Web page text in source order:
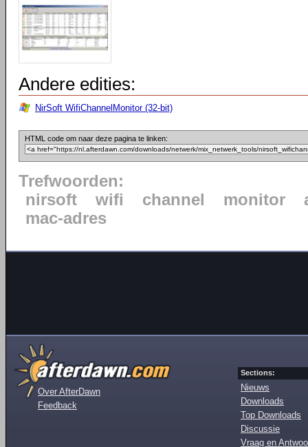
Andere edities:
NirSoft WifiChannelMonitor (32-bit)
HTML code om naar deze pagina te linken:
Trefwoorden:
nirsoft
wifi channel monitor
mac-adres
Over AfterDawn
Feedback
Sections:
Nieuws
Downloads
Top Downloads
Discussie
Vraag en